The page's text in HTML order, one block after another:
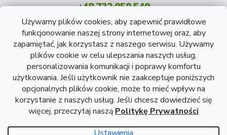
Używamy plików cookies, aby zapewnić prawidłowe
funkcjonowanie naszej strony internetowej oraz, aby
zapamiętać, jak korzystasz z naszego serwisu. Używamy
plików cookie w celu ulepszania naszych usług,
personalizowania komunikacji i poprawy komfortu
użytkowania. Jeśli użytkownik nie zaakceptuje poniższych
opcjonalnych plików cookie, może to mieć wpływ na
korzystanie z naszych usług. Jeśli chcesz dowiedzieć się
więcej, przeczytaj naszą Politykę Prywatności
+48 732 059 549
Pon - Pt: 8 - 15 godź.
info@atreon.pl
Opracował Shoptet